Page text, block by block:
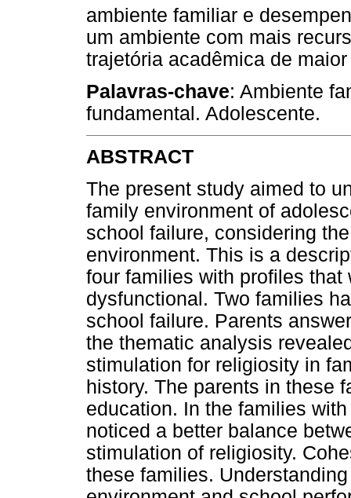
ambiente familiar e
um ambiente com mais
trajetória acadêmica de
Palavras-chave: Ambiente
fundamental. Adolescente.
ABSTRACT
The present study aimed to
family environment of
school failure, considering
environment. This is a
four families with profiles
dysfunctional. Two families
school failure. Parents
the thematic analysis
stimulation for religiosity in
history. The parents in these
education. In the families
noticed a better balance
stimulation of religiosity.
these families.